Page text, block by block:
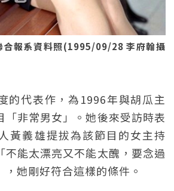
合報系資料照(1995/09/28 李府翰攝
的代表作，為1996年與胡瓜主
「非常男女」。她後來受訪時表
黃義雄提拔為該節目的女主持
不能太漂亮又不能太醜，要念過
她剛好符合這樣的條件。